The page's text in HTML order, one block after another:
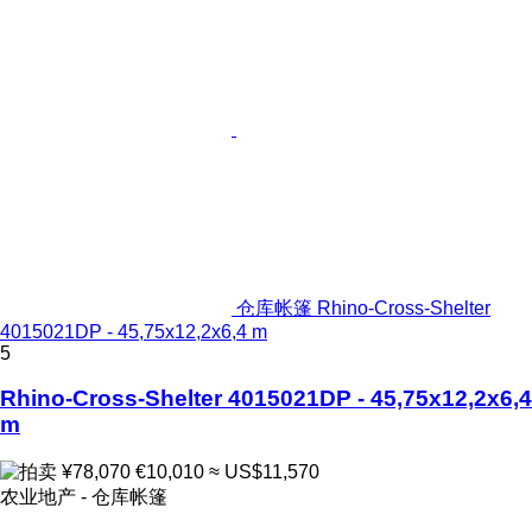
仓库帐篷 Rhino-Cross-Shelter
4015021DP - 45,75x12,2x6,4 m
5
Rhino-Cross-Shelter 4015021DP - 45,75x12,2x6,4
m
¥78,070 €10,010 ≈ US$11,570
农业地产 - 仓库帐篷